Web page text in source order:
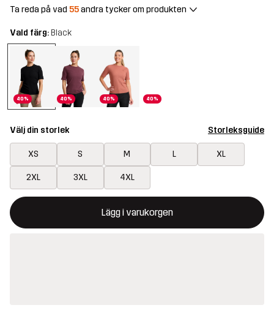
Ta reda på vad 55andra tycker om produkten
Vald färg: Black
40% 40% 40% 40%
Välj din storlek Storleksguide
XS S M L XL
2XL 3XL 4XL
Lägg i varukorgen
Denna knapp kommer att öppna en modal som bekräftar en ny
{{size}} inte tillgänglig